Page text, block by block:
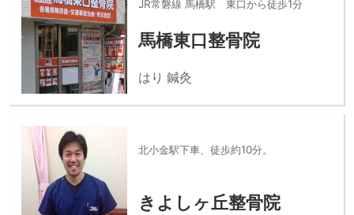
JR常磐線 馬橋駅 東口から徒歩1分
馬橋東口整骨院
はり 鍼灸
北小金駅下車、徒歩約10分。
きよしヶ丘整骨院